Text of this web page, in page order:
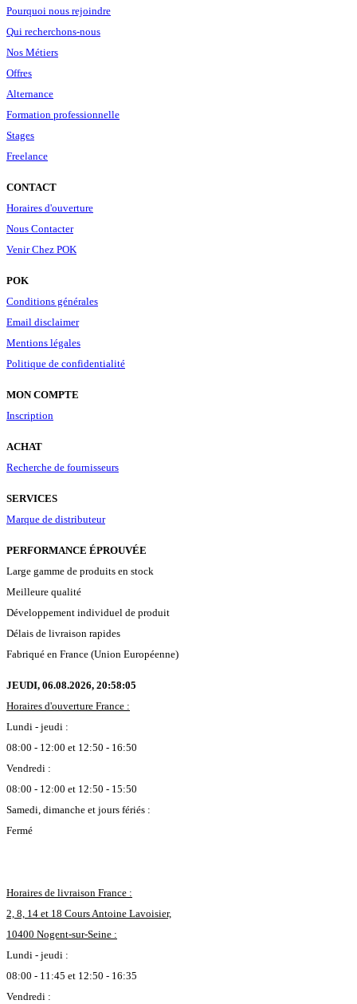
Pourquoi nous rejoindre
Qui recherchons-nous
Nos Métiers
Offres
Alternance
Formation professionnelle
Stages
Freelance
CONTACT
Horaires d'ouverture
Nous Contacter
Venir Chez POK
POK
Conditions générales
Email disclaimer
Mentions légales
Politique de confidentialité
MON COMPTE
Inscription
ACHAT
Recherche de fournisseurs
SERVICES
Marque de distributeur
PERFORMANCE ÉPROUVÉE
Large gamme de produits en stock
Meilleure qualité
Développement individuel de produit
Délais de livraison rapides
Fabriqué en France (Union Européenne)
JEUDI, 06.08.2026, 20:58:06
Horaires d'ouverture France :
Lundi - jeudi :
08:00 - 12:00 et 12:50 - 16:50
Vendredi :
08:00 - 12:00 et 12:50 - 15:50
Samedi, dimanche et jours fériés :
Fermé
Horaires de livraison France :
2, 8, 14 et 18 Cours Antoine Lavoisier,
10400 Nogent-sur-Seine :
Lundi - jeudi :
08:00 - 11:45 et 12:50 - 16:35
Vendredi :